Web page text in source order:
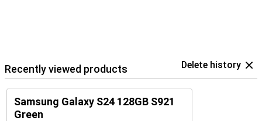
Recently viewed products Delete history
Samsung Galaxy S24 128GB S921
Green